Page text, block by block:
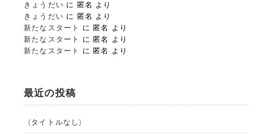
きょうだい に 匿名 より
きょうだい に 匿名 より
新たなスタート
に 匿名
より
新たなスタート
に 匿名
より
新たなスタート
に 匿名 より
最近の投稿
(タイトルなし)